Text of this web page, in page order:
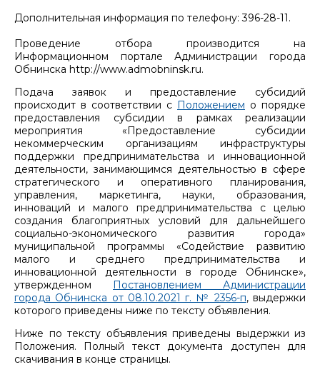
Дополнительная информация по телефону: 396-28-11.
Проведение отбора производится на
Информационном портале Администрации города
Обнинска http://www.admobninsk.ru.
Подача заявок и предоставление субсидий
происходит в соответствии с Положением о порядке
предоставления субсидии в рамках реализации
мероприятия «Предоставление субсидии
некоммерческим организациям инфраструктуры
поддержки предпринимательства и инновационной
деятельности, занимающимся деятельностью в сфере
стратегического и оперативного планирования,
управления, маркетинга, науки, образования,
инноваций и малого предпринимательства с целью
создания благоприятных условий для дальнейшего
социально-экономического развития города»
муниципальной программы «Содействие развитию
малого и среднего предпринимательства и
инновационной деятельности в городе Обнинске»,
утвержденном
Постановлением Администрации
города Обнинска от 08.10.2021 г. № 2356-п, выдержки
которого приведены ниже по тексту объявления.
Ниже по тексту объявления приведены выдержки из
Положения. Полный текст документа доступен для
скачивания в конце страницы.